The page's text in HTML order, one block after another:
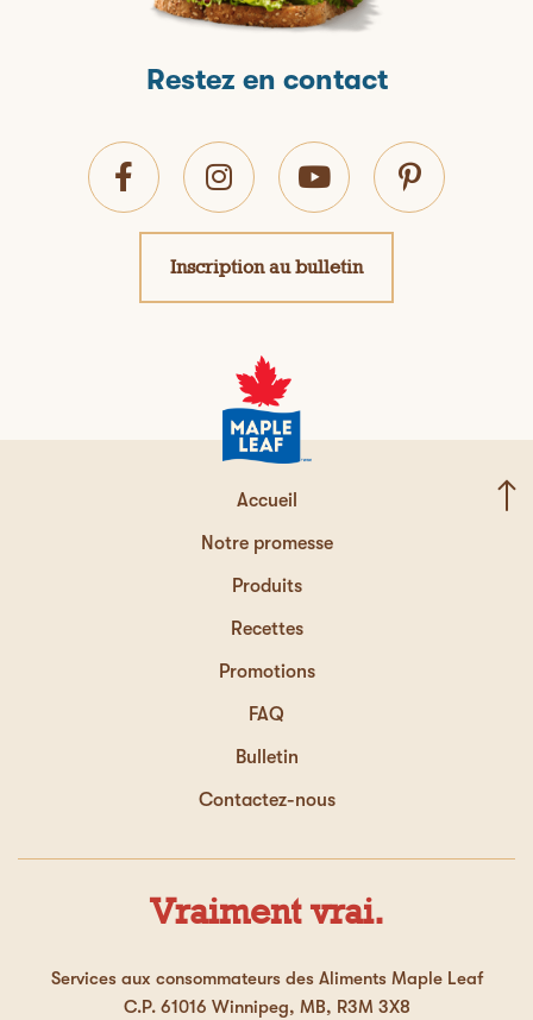
Restez en contact
Inscription au bulletin
Accueil
Notre promesse
Produits
Recettes
Promotions
FAQ
Bulletin
Contactez-nous
Services aux consommateurs des Aliments Maple Leaf
C.P. 61016 Winnipeg, MB, R3M 3X8
Vraiment vrai.